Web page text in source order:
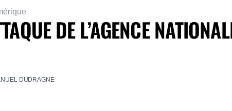
DE L’AGENCE
DUDRAGNE
fenêtre)fenêtre)
(nouvelle fenêtre)
(nouvelle fenêtre)